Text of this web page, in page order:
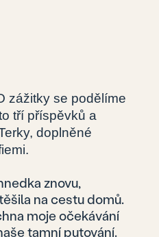
zážitky se podělíme
tří příspěvků a
doplněné
znovu,
na cestu domů.
moje očekávání
tamní putování.